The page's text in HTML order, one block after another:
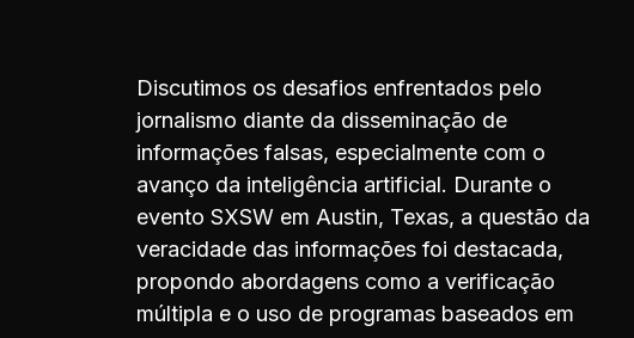
Discutimos os desafios enfrentados pelo
jornalismo diante da disseminação de
informações falsas, especialmente com o
avanço da inteligência artificial. Durante o
evento SXSW em Austin, Texas, a questão da
veracidade das informações foi destacada,
propondo abordagens como a verificação
múltipla e o uso de programas baseados em